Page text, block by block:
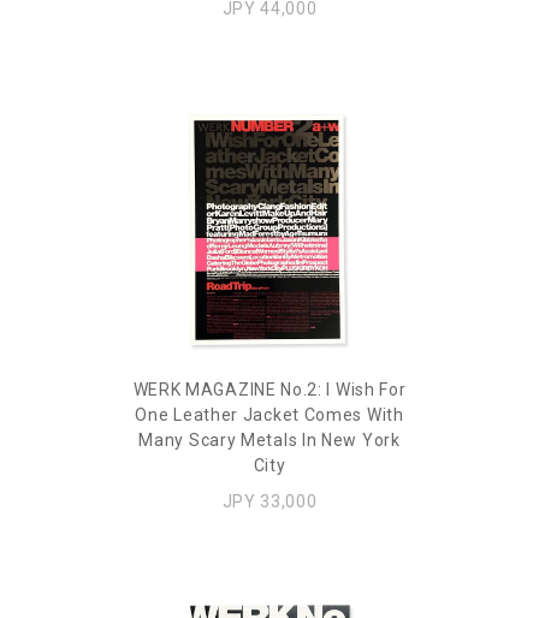
JPY 44,000
WERK MAGAZINE No.2: I Wish For
One Leather Jacket Comes With
Many Scary Metals In New York
City
JPY 33,000